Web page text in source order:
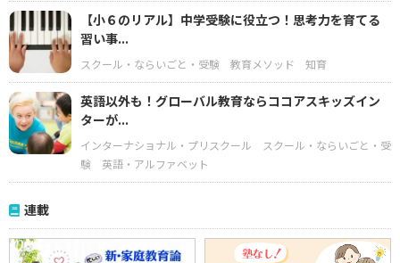
【小６のリアル】中学受験に役立つ！思考力を育てる
習い事...
スクール・ならいごと・受験 教育メソッド 知育
英語以外も！グローバル教育ならココアスキッズイン
ターが...
インターナショナル・プリスクール
スクール・ならいごと・受
験
英語・アルファベット
連載